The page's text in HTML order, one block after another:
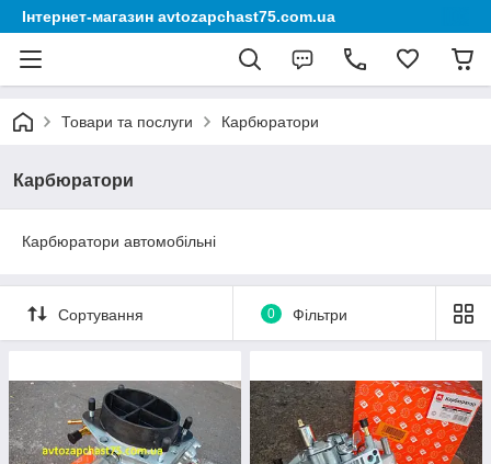
Інтернет-магазин avtozapchast75.com.ua
Товари та послуги Карбюратори
Карбюратори
Карбюратори автомобільні
Сортування 0 Фільтри